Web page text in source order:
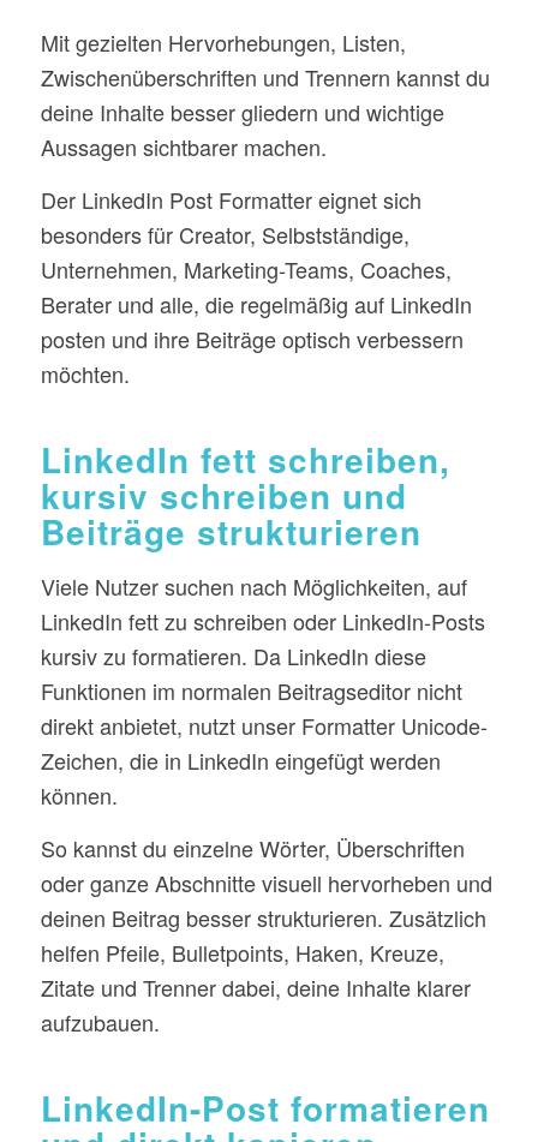
Mit gezielten Hervorhebungen, Listen,
Zwischenüberschriften und Trennern kannst du
deine Inhalte besser gliedern und wichtige
Aussagen sichtbarer machen.
Der LinkedIn Post Formatter eignet sich
besonders für Creator, Selbstständige,
Unternehmen, Marketing-Teams, Coaches,
Berater und alle, die regelmäßig auf LinkedIn
posten und ihre Beiträge optisch verbessern
möchten.
LinkedIn fett schreiben,
kursiv schreiben und
Beiträge strukturieren
Viele Nutzer suchen nach Möglichkeiten, auf
LinkedIn fett zu schreiben oder LinkedIn-Posts
kursiv zu formatieren. Da LinkedIn diese
Funktionen im normalen Beitragseditor nicht
direkt anbietet, nutzt unser Formatter Unicode-
Zeichen, die in LinkedIn eingefügt werden
können.
So kannst du einzelne Wörter, Überschriften
oder ganze Abschnitte visuell hervorheben und
deinen Beitrag besser strukturieren. Zusätzlich
helfen Pfeile, Bulletpoints, Haken, Kreuze,
Zitate und Trenner dabei, deine Inhalte klarer
aufzubauen.
LinkedIn-Post formatieren